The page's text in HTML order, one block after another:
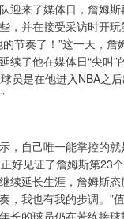
迎来了媒体日，詹姆
，并在接受采访时开
节奏了！”这一天，詹
续了他在媒体日“尖叫”
员是在他进入NBA之
，自己唯一能掌控的就
好见证了詹姆斯第23
续延长生涯，詹姆斯
，我也有我的步调。”